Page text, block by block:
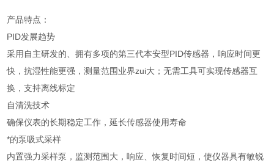
产品特点：
PID发展趋势
采用自主研发的、拥有多项的第三代本安型PID传感器，响应时间更
快，抗湿性能更强，测量范围业界zui大；无需工具可实现传感器互
换，支持离线标定
自清洗技术
确保仪表的长期稳定工作，延长传感器使用寿命
*的泵吸式采样
内置强力采样泵，监测范围大，响应、恢复时间短，使仪器具有敏锐